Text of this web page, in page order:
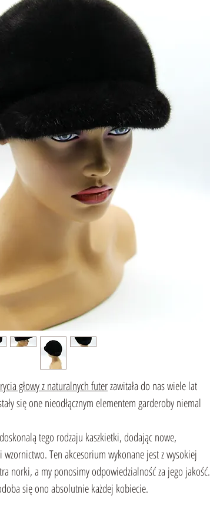
głowy z naturalnych futerzawitała do nas wiele lat
się one nieodłącznym elementem garderoby niemal
tego rodzaju kaszkietki, dodając nowe,
wzornictwo. Ten akcesorium wykonane jest z wysokiej
norki, a my ponosimy odpowiedzialność za jego jakość.
się ono absolutnie każdej kobiecie.